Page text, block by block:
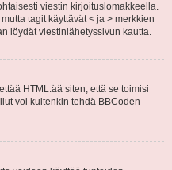
viestin kirjoituslomakkeella.
tagit käyttävät < ja > merkkien
löydät viestinlähetyssivun kautta.
HTML:ää siten, että se toimisi
voi kuitenkin tehdä BBCoden